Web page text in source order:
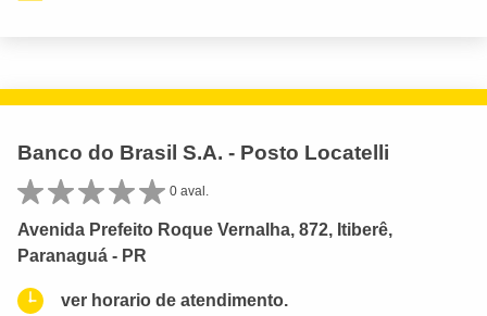
Banco do Brasil S.A. - Posto Locatelli
0 aval.
Avenida Prefeito Roque Vernalha, 872, Itiberê,
Paranaguá - PR
ver horario de atendimento.